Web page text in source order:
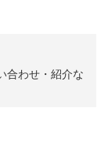
合わせ・紹介な